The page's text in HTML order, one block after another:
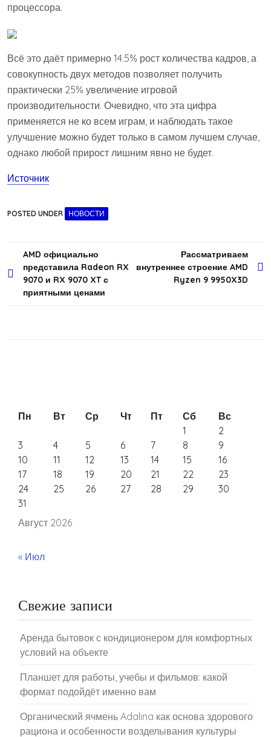
процессора.
Всё это даёт примерно 14.5% рост количества кадров, а
совокупность двух методов позволяет получить
практически 25% увеличение игровой
производительности. Очевидно, что эта цифра
применяется не ко всем играм, и наблюдать такое
улучшение можно будет только в самом лучшем случае,
однако любой прирост лишним явно не будет.
Источник
POSTED UNDER НОВОСТИ
Навигация
по
записям
AMD официально
представила Radeon RX
9070 и RX 9070 XT с
приятными ценами
Рассматриваем
внутреннее строение AMD
Ryzen 9 9950X3D
Август 2026
Пн Вт Ср Чт Пт Сб
Вс
1
2
3
4 5 6 7 8
9
10
11 12 13 14 15
16
17
18 19 20 21 22
23
24
25 26 27 28 29
30
31
« Июл
Свежие записи
Аренда бытовок с кондиционером для комфортных
условий на объекте
Планшет для работы, учебы и фильмов: какой
формат подойдёт именно вам
Органический ячмень Adalina как основа здорового
рациона и особенности возделывания культуры